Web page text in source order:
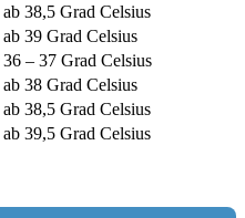
ab 38,5 Grad Celsius
ab 39 Grad Celsius
36 – 37 Grad Celsius
ab 38 Grad Celsius
ab 38,5 Grad Celsius
ab 39,5 Grad Celsius